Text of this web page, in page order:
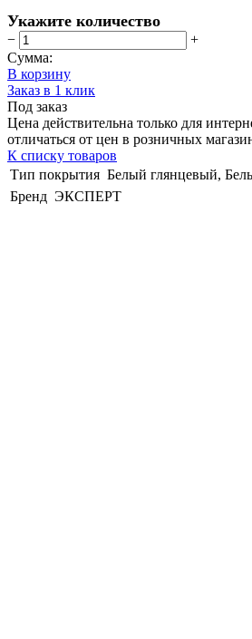
Укажите количество
−
+
Сумма:
В корзину
Заказ в 1 клик
Под заказ
Цена действительна только для
отличаться от цен в розничных
К списку товаров
Тип покрытия Белый глянцевый,
Бренд ЭКСПЕРТ